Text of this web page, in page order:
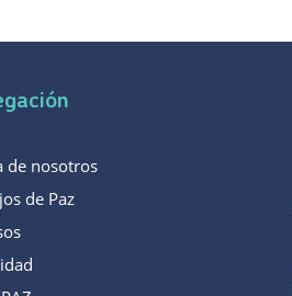
de nosotros
de Paz